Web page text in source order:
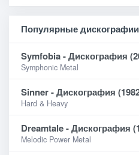
Популярные дискографии
Symfobia - Дискография
Symphonic Metal
Sinner - Дискография
Hard & Heavy
Dreamtale - Дискография
Melodic Power Metal